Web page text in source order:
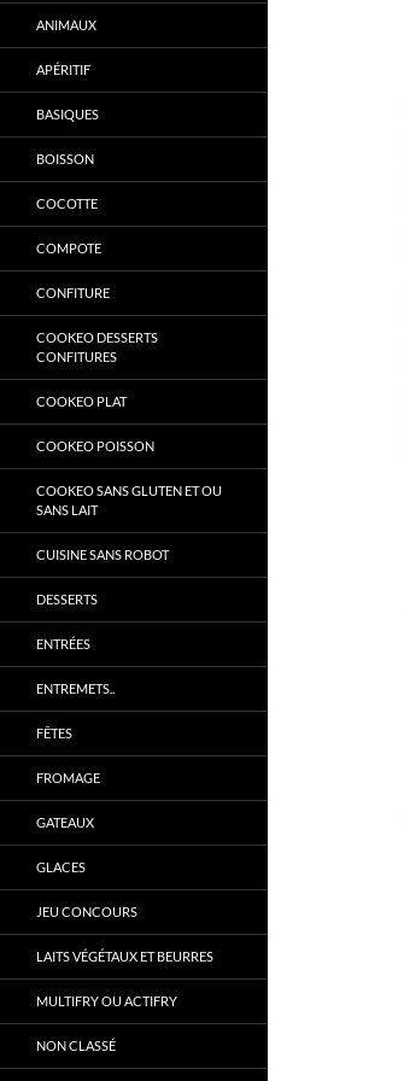
ANIMAUX
APÉRITIF
BASIQUES
BOISSON
COCOTTE
COMPOTE
CONFITURE
COOKEO DESSERTS
CONFITURES
COOKEO PLAT
COOKEO POISSON
COOKEO SANS GLUTEN ET OU
SANS LAIT
CUISINE SANS ROBOT
DESSERTS
ENTRÉES
ENTREMETS..
FÊTES
FROMAGE
GATEAUX
GLACES
JEU CONCOURS
LAITS VÉGÉTAUX ET BEURRES
MULTIFRY OU ACTIFRY
NON CLASSÉ